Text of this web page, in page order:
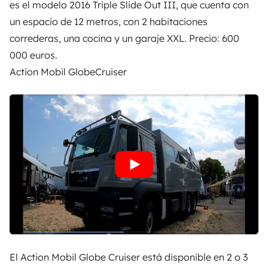
es el modelo 2016 Triple Slide Out III, que cuenta con
un espacio de 12 metros, con 2 habitaciones
correderas, una cocina y un garaje XXL. Precio: 600
000 euros.
Action Mobil GlobeCruiser
El Action Mobil Globe Cruiser está disponible en 2 o 3